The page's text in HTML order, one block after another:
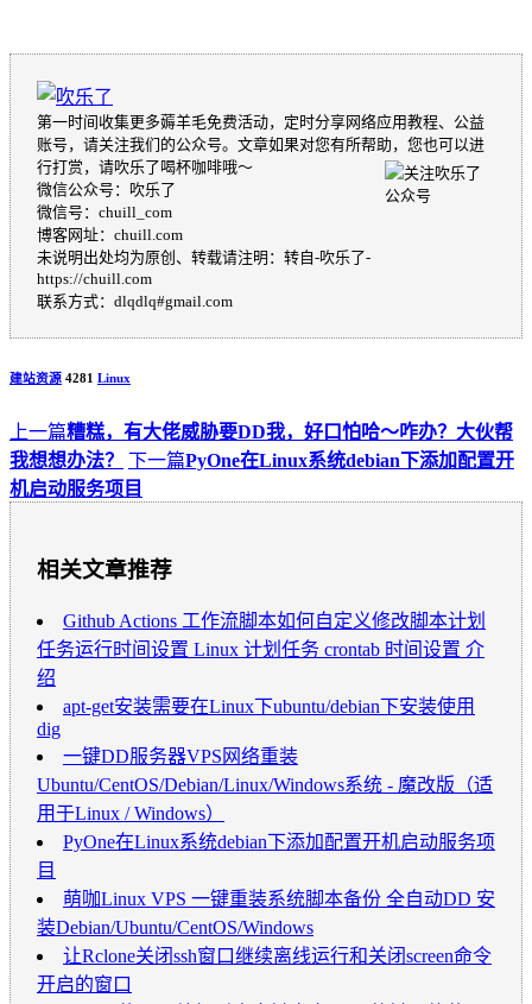
第一时间收集更多薅羊毛免费活动，定时分享网络应用教程、公益
账号，请关注我们的公众号。文章如果对您有所帮助，您也可以进
行打赏，请吹乐了喝杯咖啡哦～
微信公众号：吹乐了
微信号：chuill_com
博客网址：chuill.com
未说明出处均为原创、转载请注明：转自-吹乐了-
https://chuill.com
联系方式：dlqdlq#gmail.com
建站资源 4281 Linux
上一篇糟糕，有大佬威胁要DD我，好口怕哈～咋办？大伙帮
我想想办法？
下一篇PyOne在Linux系统debian下添加配置开
机启动服务项目
相关文章推荐
Github Actions 工作流脚本如何自定义修改脚本计划
任务运行时间设置 Linux 计划任务 crontab 时间设置 介
绍
apt-get安装需要在Linux下ubuntu/debian下安装使用
dig
一键DD服务器VPS网络重装
Ubuntu/CentOS/Debian/Linux/Windows系统 - 魔改版（适
用于Linux / Windows）
PyOne在Linux系统debian下添加配置开机启动服务项
目
萌咖Linux VPS 一键重装系统脚本备份 全自动DD 安
装Debian/Ubuntu/CentOS/Windows
让Rclone关闭ssh窗口继续离线运行和关闭screen命令
开启的窗口